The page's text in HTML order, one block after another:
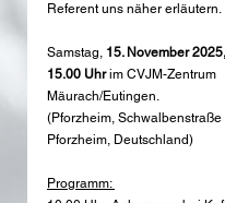
Referent uns näher erläutern.
Samstag, 15. November
15.00 Uhr im CVJM-Zentrum
Mäurach/Eutingen.
(Pforzheim, Schwalbenstraße
Pforzheim, Deutschland)
Programm: